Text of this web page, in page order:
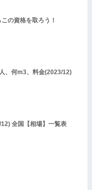
の資格を取ろう！
、何m3、料金(2023/12)
全国【相場】一覧表